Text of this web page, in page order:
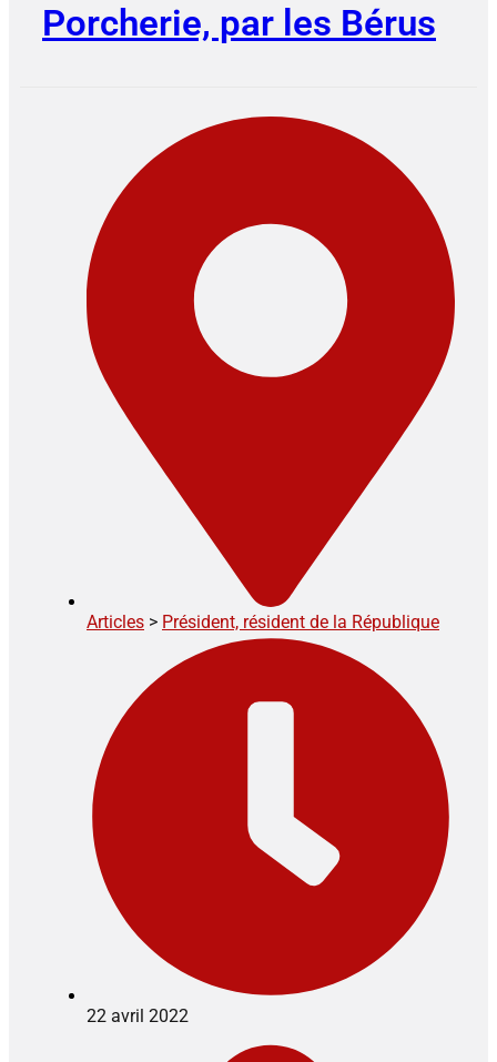
Porcherie, par les Bérus
Articles > Président, résident de la République
22 avril 2022